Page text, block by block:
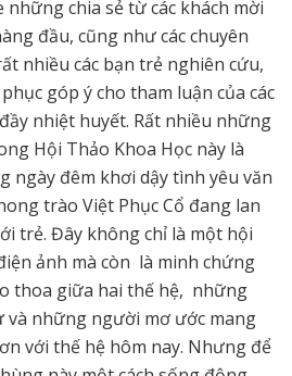
chia sẻ từ các khách mời
đầu, cũng như các chuyên
nhiều các bạn trẻ nghiên cứu,
góp ý cho tham luận của các
nhiệt huyết. Rất nhiều những
Hội Thảo Khoa Học này là
ngày đêm khơi dậy tình yêu văn
trào Việt Phục Cổ đang lan
trẻ. Đây không chỉ là một hội
ảnh mà còn là minh chứng
thoa giữa hai thế hệ, những
những người mơ ước mang
với thế hệ hôm nay. Nhưng để